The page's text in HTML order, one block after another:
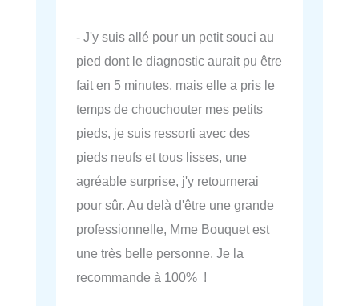
- J'y suis allé pour un petit souci au
pied dont le diagnostic aurait pu être
fait en 5 minutes, mais elle a pris le
temps de chouchouter mes petits
pieds, je suis ressorti avec des
pieds neufs et tous lisses, une
agréable surprise, j'y retournerai
pour sûr. Au delà d'être une grande
professionnelle, Mme Bouquet est
une très belle personne. Je la
recommande à 100% !